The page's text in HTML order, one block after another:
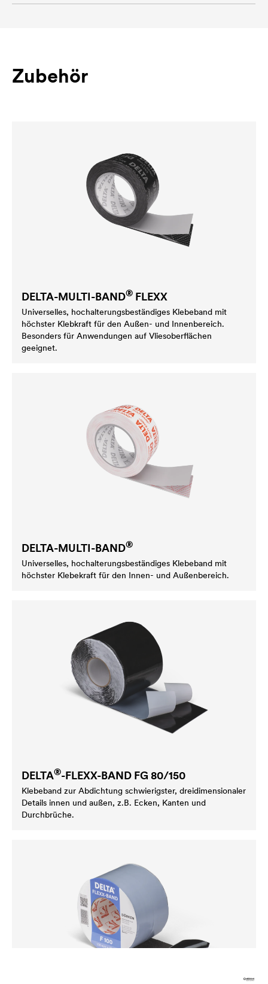
Zubehör
DELTA-MULTI-BAND® FLEXX
Universelles, hochalterungsbeständiges Klebeband mit
höchster Klebkraft für den Außen- und Innenbereich.
Besonders für Anwendungen auf Vliesoberflächen
geeignet.
DELTA-MULTI-BAND®
Universelles, hochalterungsbeständiges Klebeband mit
höchster Klebekraft für den Innen- und Außenbereich.
DELTA®-FLEXX-BAND FG 80/150
Klebeband zur Abdichtung schwierigster, dreidimensionaler
Details innen und außen, z.B. Ecken, Kanten und
Durchbrüche.